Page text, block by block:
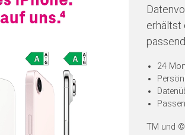
erhältst
24
TM und ©